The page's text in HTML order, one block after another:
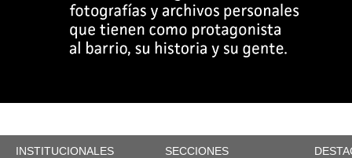
INSTITUCIONALES SECCIONES